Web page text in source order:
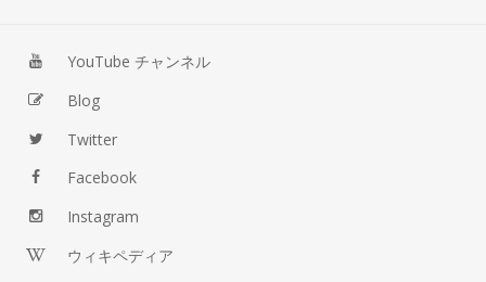
YouTube チャンネル
Blog
Twitter
Facebook
Instagram
ウィキペディア